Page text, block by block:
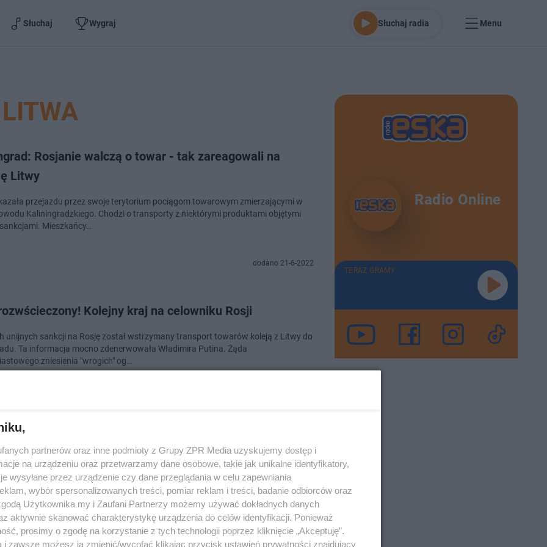
Słuchaj Wygraj Słuchaj radia Menu
LITWA
Rosjanie walczą o towar - tak zareagowali na
Litwy
przejazdu przez swoje terytorium pociągom towarowym zmierzającymi w
Kaliningradzkiego. Chodzi o transporty z niektórymi produktami objętymi
Mieszkańcy…
dodano 21-6-2022
Kolejny kraj na celowniku Rosji
unijnych sankcji na Rosję został wstrzymany transport towarów koleją z Litwy do
Ta informacja mocno zdenerwowała Władimira Putina. Żąda
zniesienia "wrogich" og…
celem Rosji? Chcą „zdelegalizowania” jej
celem Rosji? Projekt ustawy zakładający „zdelegalizowanie” dekretu
Litwie niepodległość wpłynął do Dumy Państwowej. Takie rozwiązanie
Jewgienij Fiodorow, polity…
Radio Online
TERAZ GRAMY
partnerów oraz inne podmioty z Grupy ZPR Media uzyskujemy dostęp i
na urządzeniu oraz przetwarzamy dane osobowe, takie jak unikalne identyfikatory,
wysyłane przez urządzenie czy dane przeglądania w celu zapewniania
wybór spersonalizowanych treści, pomiar reklam i treści, badanie odbiorców oraz
Użytkownika my i Zaufani Partnerzy możemy używać dokładnych danych
aktywnie skanować charakterystykę urządzenia do celów identyfikacji. Ponieważ
prosimy o zgodę na korzystanie z tych technologii poprzez kliknięcie „Akceptuję”.
i zawsze możesz ją zmienić/wycofać klikając przycisk ustawień prywatności znajdujący